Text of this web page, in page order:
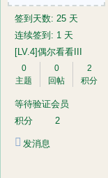
签到天数: 25 天
连续签到: 1 天
[LV.4]偶尔看看III
0
主题
0
回帖
2
积分
等待验证会员
积分
2
发消息